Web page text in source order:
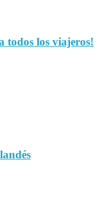
todos los viajeros!